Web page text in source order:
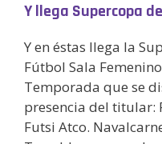
Y llega Supercopa
Y en éstas llega la
Fútbol Sala
Temporada que se
presencia del titular:
Futsi Atco.